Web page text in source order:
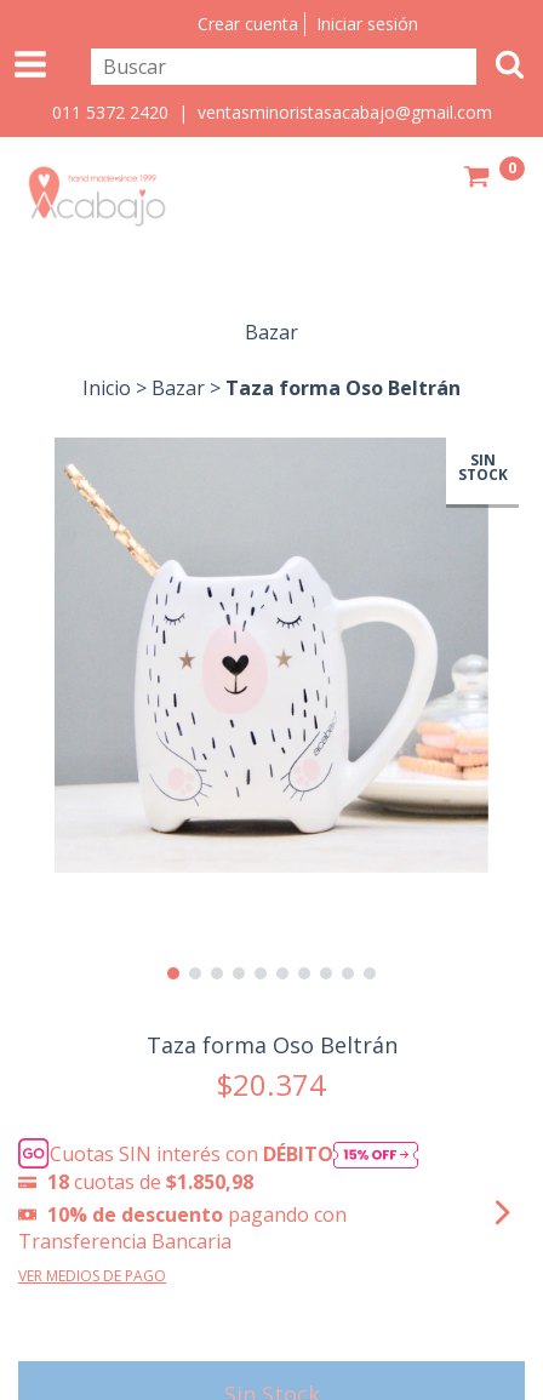
Crear cuenta Iniciar sesión
011 5372 2420 | ventasminoristasacabajo@gmail.com
0
Bazar
Inicio > Bazar > Taza forma Oso Beltrán
SIN
STOCK
Taza forma Oso Beltrán
$20.374
Cuotas SIN interés con DÉBITO
18cuotas de $1.850,98
10% de descuento pagando con
Transferencia Bancaria
VER MEDIOS DE PAGO